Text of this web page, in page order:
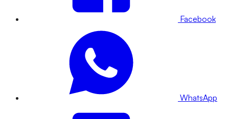
Facebook
WhatsApp